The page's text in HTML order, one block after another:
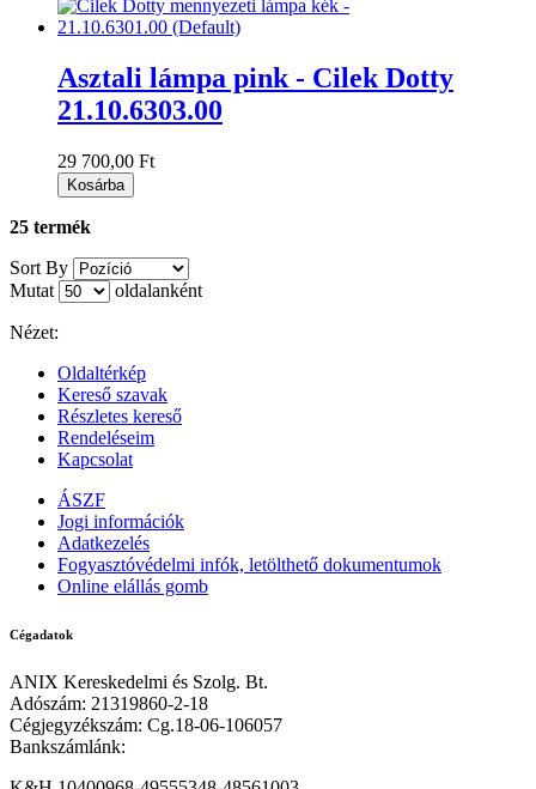
Asztali lámpa pink - Cilek Dotty
21.10.6303.00
29 700,00 Ft
Kosárba
25 termék
Sort By
Mutat
oldalanként
Nézet:
Oldaltérkép
Kereső szavak
Részletes kereső
Rendeléseim
Kapcsolat
ÁSZF
Jogi információk
Adatkezelés
Fogyasztóvédelmi infók, letölthető dokumentumok
Online elállás gomb
Cégadatok
ANIX Kereskedelmi és Szolg. Bt.
Adószám: 21319860-2-18
Cégjegyzékszám: Cg.18-06-106057
Bankszámlánk: